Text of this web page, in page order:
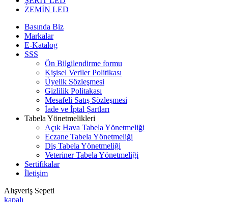
ZEMİN LED
Basında Biz
Markalar
E-Katalog
SSS
Ön Bilgilendirme formu
Kişisel Veriler Politikası
Üyelik Sözleşmesi
Gizlilik Politakası
Mesafeli Satış Sözleşmesi
İade ve İptal Şartları
Tabela Yönetmelikleri
Açık Hava Tabela Yönetmeliği
Eczane Tabela Yönetmeliği
Diş Tabela Yönetmeliği
Veteriner Tabela Yönetmeliği
Sertifikalar
İletişim
Alışveriş Sepeti
kapalı